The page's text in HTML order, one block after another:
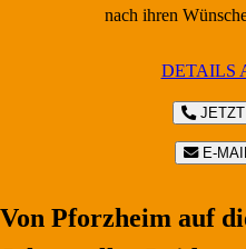
nach ihren
DETAILS
JETZT
E-
Von Pforzheim auf